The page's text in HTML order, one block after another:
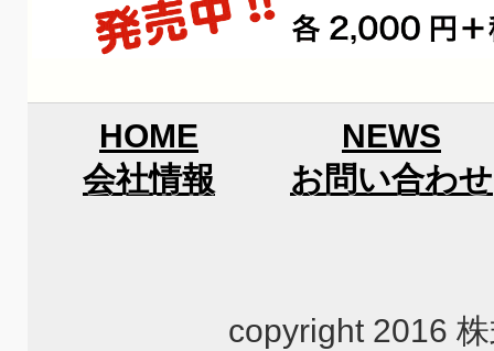
HOME
NEWS
会社情報
お問い合わせ
copyright 2016